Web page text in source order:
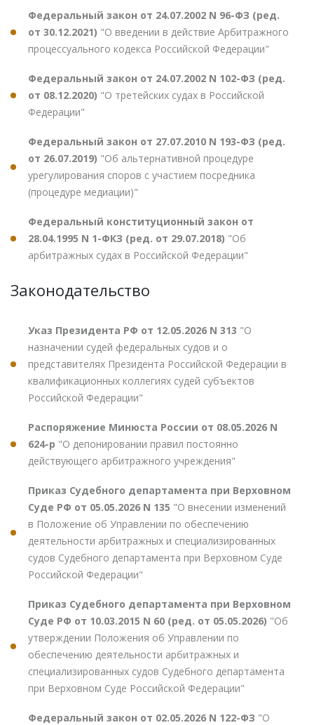
Федеральный закон от 24.07.2002 N 96-ФЗ (ред.
от 30.12.2021) "О введении в действие Арбитражного
процессуального кодекса Российской Федерации"
Федеральный закон от 24.07.2002 N 102-ФЗ (ред.
от 08.12.2020) "О третейских судах в Российской
Федерации"
Федеральный закон от 27.07.2010 N 193-ФЗ (ред.
от 26.07.2019) "Об альтернативной процедуре
урегулирования споров с участием посредника
(процедуре медиации)"
Федеральный конституционный закон от
28.04.1995 N 1-ФКЗ (ред. от 29.07.2018) "Об
арбитражных судах в Российской Федерации"
Законодательство
Указ Президента РФ от 12.05.2026 N 313 "О
назначении судей федеральных судов и о
представителях Президента Российской Федерации в
квалификационных коллегиях судей субъектов
Российской Федерации"
Распоряжение Минюста России от 08.05.2026 N
624-р "О депонировании правил постоянно
действующего арбитражного учреждения"
Приказ Судебного департамента при Верховном
Суде РФ от 05.05.2026 N 135 "О внесении изменений
в Положение об Управлении по обеспечению
деятельности арбитражных и специализированных
судов Судебного департамента при Верховном Суде
Российской Федерации"
Приказ Судебного департамента при Верховном
Суде РФ от 10.03.2015 N 60 (ред. от 05.05.2026) "Об
утверждении Положения об Управлении по
обеспечению деятельности арбитражных и
специализированных судов Судебного департамента
при Верховном Суде Российской Федерации"
Федеральный закон от 02.05.2026 N 122-ФЗ "О